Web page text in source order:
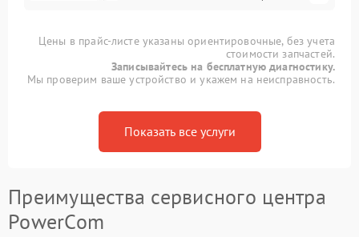
Цены в прайс-листе указаны ориентировочные, без учета
стоимости запчастей.
Записывайтесь на бесплатную диагностику.
Мы проверим ваше устройство и укажем на неисправность.
Показать все услуги
Преимущества сервисного центра
PowerCom